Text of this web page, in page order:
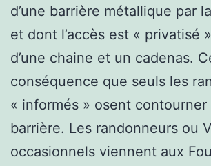
d’une barrière métallique par
et dont l’accès est « privatisé
d’une chaine et un cadenas.
conséquence que seuls les
« informés » osent
barrière. Les randonneurs ou
occasionnels viennent aux